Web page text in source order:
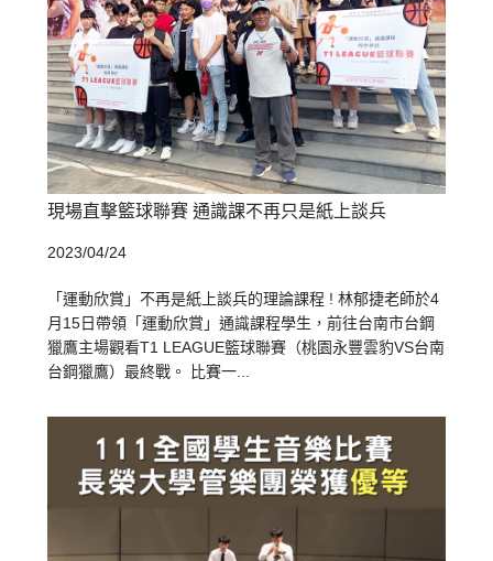
現場直擊籃球聯賽 通識課不再只是紙上談兵
2023/04/24
「運動欣賞」不再是紙上談兵的理論課程 ! 林郁捷老師於4
月15日帶領「運動欣賞」通識課程學生，前往台南市台鋼
獵鷹主場觀看T1 LEAGUE籃球聯賽（桃園永豐雲豹VS台南
台鋼獵鷹）最終戰。 比賽一...